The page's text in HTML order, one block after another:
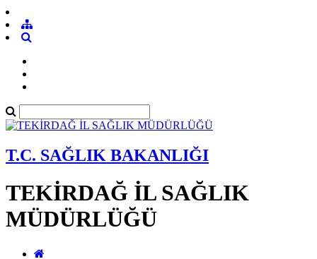
T.C. SAĞLIK BAKANLIĞI
TEKİRDAĞ İL SAĞLIK
MÜDÜRLÜĞÜ